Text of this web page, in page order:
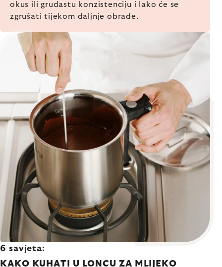
okus ili grudastu konzistenciju i lako će se
zgrušati tijekom daljnje obrade.
6 savjeta:
KAKO KUHATI U LONCU ZA MLIJEKO